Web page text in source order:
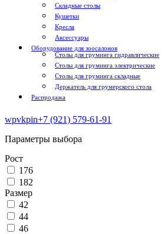
Складные столы
Кушетки
Кресла
Аксессуары
Оборудование для зоосалонов
Столы для груминга гидравлические
Столы для груминга электрические
Столы для груминга складные
Держатель для грумерского стола
Распродажа
wpvkpin+7 (921) 579-61-91
Параметры выбора
Рост
176
182
Размер
42
44
46